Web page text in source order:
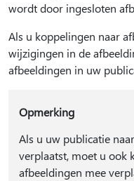
wordt door ingesloten
Als u koppelingen naar
wijzigingen in de
afbeeldingen in uw
Opmerking
Als u uw publicatie
verplaatst, moet u ook
afbeeldingen mee